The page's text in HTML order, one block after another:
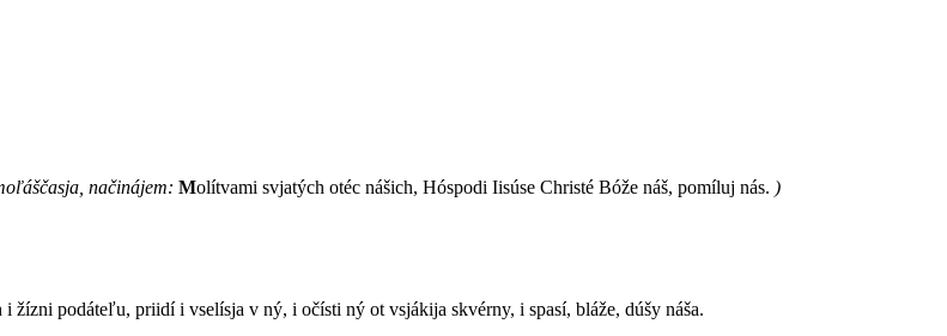
načinájem: Molítvami svjatých otéc nášich, Hóspodi Iisúse Christé Bóže náš, pomíluj nás. )
podáteľu, priidí i vselísja v ný, i očísti ný ot vsjákija skvérny, i spasí, bláže, dúšy náša.